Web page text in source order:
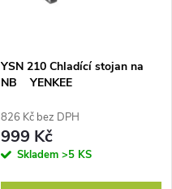
YSN 210 Chladící stojan na
NB YENKEE
826 Kč bez DPH
999 Kč
Skladem >5 KS